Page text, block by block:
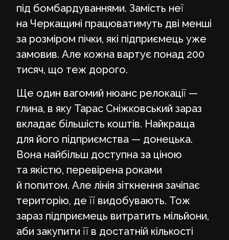
під бомбардуваннями. Замість неї
на Черкащині працюватимуть дві менші
за розміром пічки, які підприємець уже
замовив. Але кожна вартує понад 200
тисяч, що теж дорого.
Ще один вагомий нюанс релокації —
глина, в яку Тарас Сніжковський зараз
вкладає більшість коштів. Найкраща
для його підприємства — донецька.
Вона найбільш доступна за ціною
та якістю, перевірена роками
й попитом. Але лінія зіткнення зачіпає
територію, де її видобувають. Тож
зараз підприємець витратить мільйони,
аби закупити її в достатній кількості